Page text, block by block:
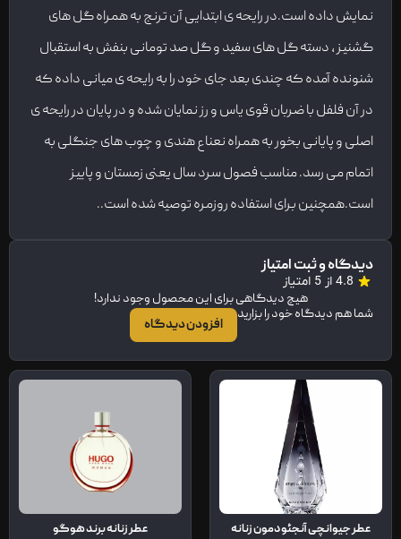
نمایش داده است.در رایحه ی ابتدایی آن ترنج به همراه گل های
گشنیز ، دسته گل های سفید و گل صد تومانی بنفش به استقبال
شنونده آمده که چندی بعد جای خود را به رایحه ی میانی داده که
در آن فلفل با ضربان قوی یاس و رز نمایان شده و در پایان در رایحه ی
اصلی و پایانی بخور به همراه نعناع هندی و چوب های جنگلی به
اتمام می رسد. مناسب فصول سرد سال یعنی زمستان و پاییز
است.همچنین برای استفاده روزمره توصیه شده است..
دیدگاه و ثبت امتیاز
4.8 از 5 امتیاز
هیچ دیدگاهی برای این محصول وجود ندارد!
شما هم دیدگاه خود را بزارید
افزودن دیدگاه
عطر جیوانچی آنجئو دمون زنانه عطر زنانه برند هوگو